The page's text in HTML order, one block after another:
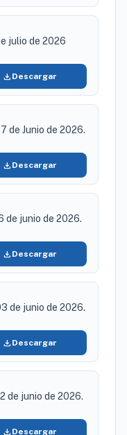
julio de 2026
download Descargar
de Junio de 2026.
download Descargar
de junio de 2026.
download Descargar
de junio de 2026.
download Descargar
de junio de 2026.
download Descargar